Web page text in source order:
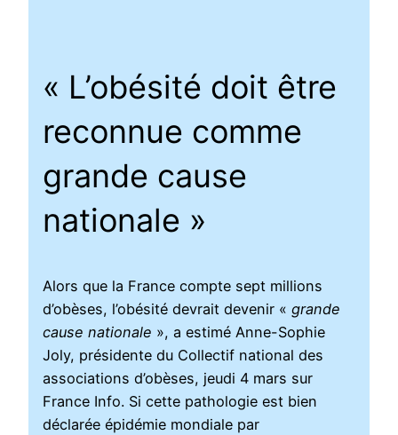
« L’obésité doit être
reconnue comme
grande cause
nationale »
Alors que la France compte sept millions
d’obèses, l’obésité devrait devenir «grande
cause nationale », a estimé Anne-Sophie
Joly, présidente du Collectif national des
associations d’obèses, jeudi 4 mars sur
France Info. Si cette pathologie est bien
déclarée épidémie mondiale par